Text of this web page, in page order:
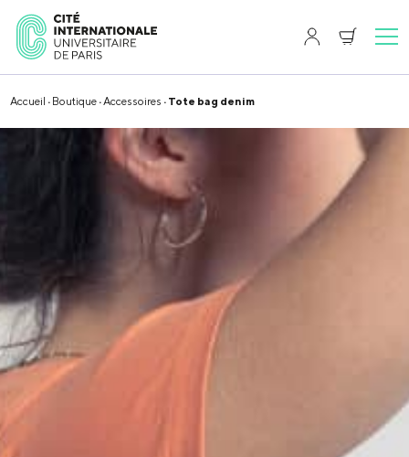
Accueil · Boutique ·Accessoires · Tote bag denim